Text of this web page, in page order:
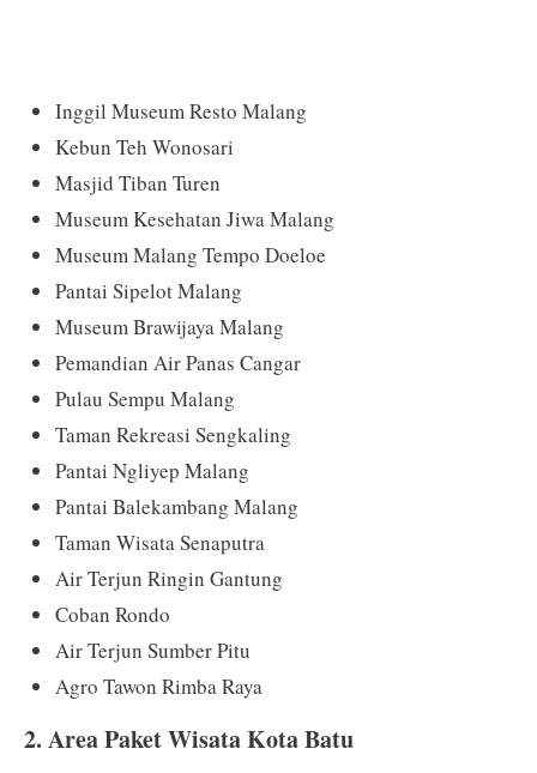
Inggil Museum Resto Malang
Kebun Teh Wonosari
Masjid Tiban Turen
Museum Kesehatan Jiwa Malang
Museum Malang Tempo Doeloe
Pantai Sipelot Malang
Museum Brawijaya Malang
Pemandian Air Panas Cangar
Pulau Sempu Malang
Taman Rekreasi Sengkaling
Pantai Ngliyep Malang
Pantai Balekambang Malang
Taman Wisata Senaputra
Air Terjun Ringin Gantung
Coban Rondo
Air Terjun Sumber Pitu
Agro Tawon Rimba Raya
2. Area Paket Wisata Kota Batu